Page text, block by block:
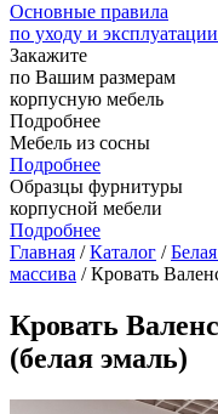
Основные правила
по уходу и
Закажите
по Вашим размерам
корпусную мебель
Подробнее
Мебель из сосны
Подробнее
Образцы фурнитуры
корпусной мебели
Подробнее
Главная /Каталог /
массива / Кровать
Кровать
(белая эмаль)